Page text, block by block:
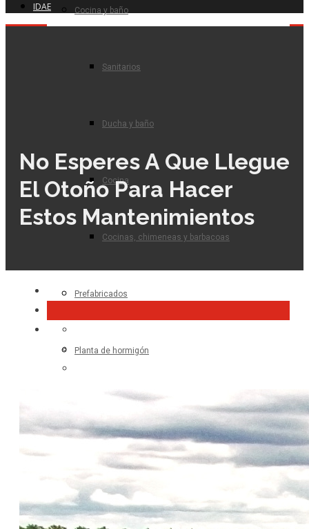
Cocina y baño
Sanitarios
Ducha y baño
Cocina
Cocinas, chimeneas y barbacoas
Prefabricados
Planta de hormigón
IDAE
No Esperes A Que Llegue
El Otoño Para Hacer
Estos Mantenimientos